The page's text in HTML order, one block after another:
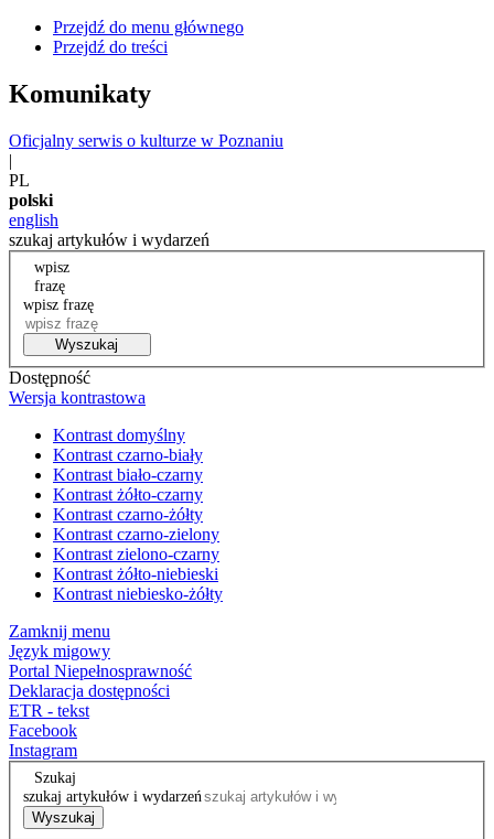
Przejdź do menu głównego
Przejdź do treści
Komunikaty
Oficjalny serwis o kulturze w Poznaniu
|
PL
polski
english
szukaj artykułów i wydarzeń
wpisz
frazę
wpisz frazę
Wyszukaj
Dostępność
Wersja kontrastowa
Kontrast domyślny
Kontrast czarno-biały
Kontrast biało-czarny
Kontrast żółto-czarny
Kontrast czarno-żółty
Kontrast czarno-zielony
Kontrast zielono-czarny
Kontrast żółto-niebieski
Kontrast niebiesko-żółty
Zamknij menu
Język migowy
Portal Niepełnosprawność
Deklaracja dostępności
ETR - tekst
Facebook
Instagram
Szukaj
szukaj artykułów i wydarzeń
Wyszukaj